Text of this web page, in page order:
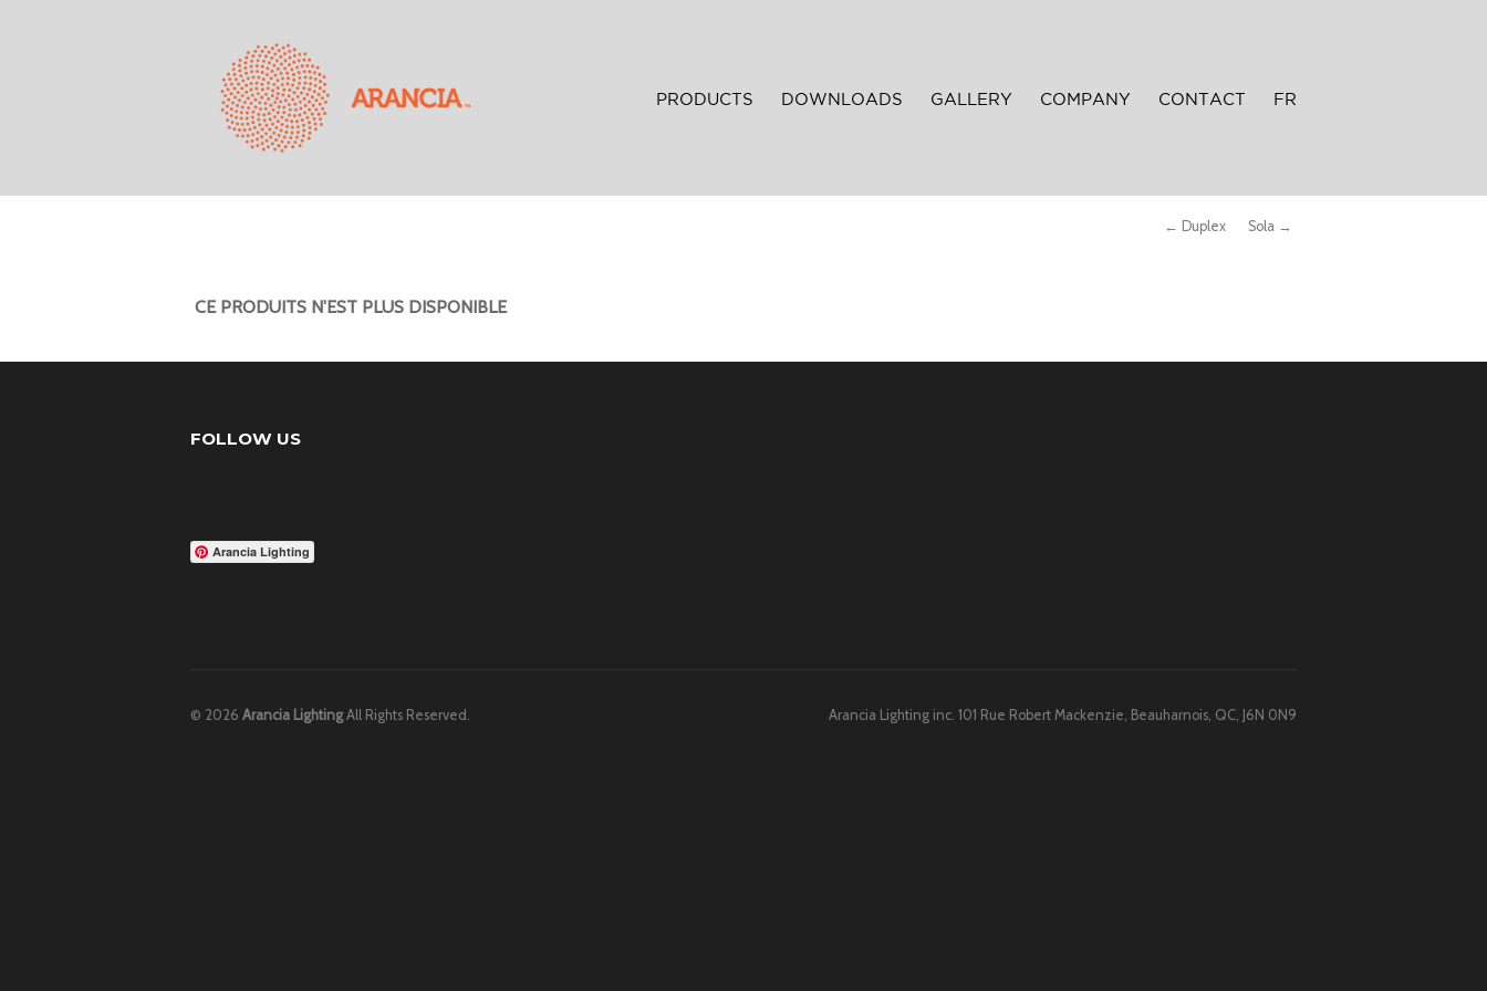
PRODUCTS DOWNLOADS GALLERY COMPANY CONTACT FR
← Duplex Sola →
CE PRODUITS N'EST PLUS DISPONIBLE
FOLLOW US
Arancia Lighting
© 2026 Arancia Lighting All Rights Reserved. Arancia Lighting inc. 101 Rue Robert Mackenzie, Beauharnois, QC, J6N 0N9